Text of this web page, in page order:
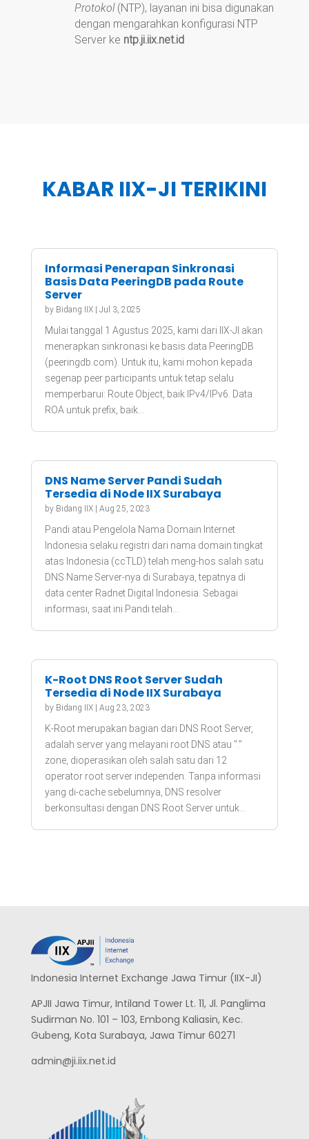
Protokol(NTP), layanan ini bisa digunakan
dengan mengarahkan konfigurasi NTP
Server ke ntp.ji.iix.net.id
KABAR IIX-JI TERIKINI
Informasi Penerapan Sinkronasi
Basis Data PeeringDB pada Route
Server
by Bidang IIX| Jul 3, 2025
Mulai tanggal 1 Agustus 2025, kami dari IIX-JI akan
menerapkan sinkronasi ke basis data PeeringDB
(peeringdb.com). Untuk itu, kami mohon kepada
segenap peer participants untuk tetap selalu
memperbarui: Route Object, baik IPv4/IPv6. Data
ROA untuk prefix, baik...
DNS Name Server Pandi Sudah
Tersedia di Node IIX Surabaya
by Bidang IIX| Aug 25, 2023
Pandi atau Pengelola Nama Domain Internet
Indonesia selaku registri dari nama domain tingkat
atas Indonesia (ccTLD) telah meng-hos salah satu
DNS Name Server-nya di Surabaya, tepatnya di
data center Radnet Digital Indonesia. Sebagai
informasi, saat ini Pandi telah...
K-Root DNS Root Server Sudah
Tersedia di Node IIX Surabaya
by Bidang IIX| Aug 23, 2023
K-Root merupakan bagian dari DNS Root Server,
adalah server yang melayani root DNS atau "."
zone, dioperasikan oleh salah satu dari 12
operator root server independen. Tanpa informasi
yang di-cache sebelumnya, DNS resolver
berkonsultasi dengan DNS Root Server untuk...
Indonesia Internet Exchange Jawa Timur (IIX-JI)
APJII Jawa Timur, Intiland Tower Lt. 11, Jl. Panglima
Sudirman No. 101 – 103, Embong Kaliasin, Kec.
Gubeng, Kota Surabaya, Jawa Timur 60271
admin@ji.iix.net.id